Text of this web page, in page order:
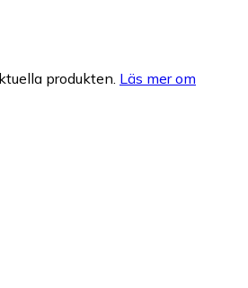
produkten. Läs mer om